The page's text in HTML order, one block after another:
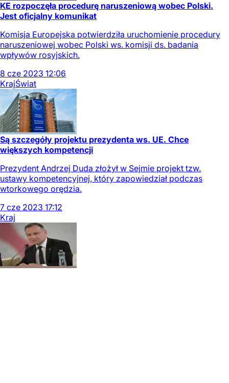
KE rozpoczęła procedurę naruszeniową wobec Polski.
Jest oficjalny komunikat
Komisja Europejska potwierdziła uruchomienie procedury
naruszeniowej wobec Polski ws. komisji ds. badania
wpływów rosyjskich.
8 cze 2023 12:06
KrajŚwiat
Są szczegóły projektu prezydenta ws. UE. Chce
większych kompetencji
Prezydent Andrzej Duda złożył w Sejmie projekt tzw.
ustawy kompetencyjnej, który zapowiedział podczas
wtorkowego orędzia.
7 cze 2023 17:12
Kraj